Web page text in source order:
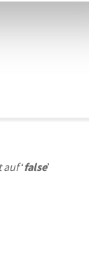
auf‘false’